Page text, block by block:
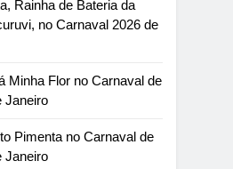
Rainha de Bateria da
no Carnaval 2026 de
Minha Flor no Carnaval de
Janeiro
Pimenta no Carnaval de
Janeiro